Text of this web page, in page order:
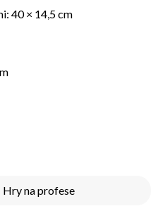
40 × 14,5 cm
Hry na profese